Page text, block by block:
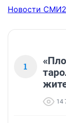
Новости СМИ2
1
14